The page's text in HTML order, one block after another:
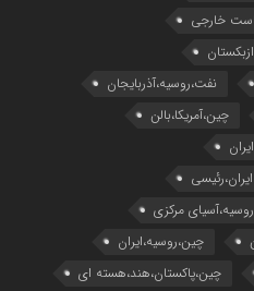
خارجی
نفت،روسیه،آذربایجان
چین،آمریکا،بالن
مرکزی
چین،روسیه،ایران
چین،پاکستان،هند،هسته ای